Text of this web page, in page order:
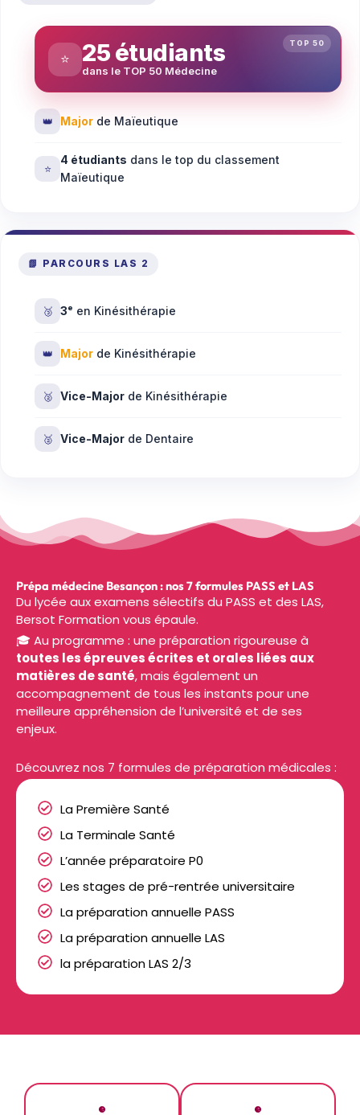
⭐ 25 étudiants
dans le TOP 50 Médecine
👑 Major de Maïeutique
⭐
4 étudiants dans le top du classement
Maïeutique
📗 PARCOURS LAS 2
🥉 3ᵉ en Kinésithérapie
👑 Major de Kinésithérapie
🥈 Vice-Major de Kinésithérapie
🥈 Vice-Major de Dentaire
Prépa médecine Besançon : nos 7 formules PASS et LAS
Du lycée aux examens sélectifs du PASS et des LAS,
Bersot Formation vous épaule.
🎓 Au programme : une préparation rigoureuse à
toutes les épreuves écrites et orales liées aux
matières de santé, mais également un
accompagnement de tous les instants pour une
meilleure appréhension de l’université et de ses
enjeux.
Découvrez nos 7 formules de préparation médicales :
La Première Santé
La Terminale Santé
L’année préparatoire P0
Les stages de pré-rentrée universitaire
La préparation annuelle PASS
La préparation annuelle LAS
la préparation LAS 2/3